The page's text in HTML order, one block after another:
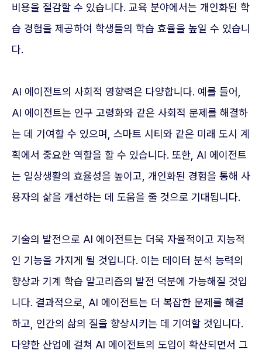
비용을 절감할 수 있습니다. 교육 분야에서는 개인화된 학
습 경험을 제공하여 학생들의 학습 효율을 높일 수 있습니
다.
AI 에이전트의 사회적 영향력은 다양합니다. 예를 들어,
AI 에이전트는 인구 고령화와 같은 사회적 문제를 해결하
는 데 기여할 수 있으며, 스마트 시티와 같은 미래 도시 계
획에서 중요한 역할을 할 수 있습니다. 또한, AI 에이전트
는 일상생활의 효율성을 높이고, 개인화된 경험을 통해 사
용자의 삶을 개선하는 데 도움을 줄 것으로 기대됩니다.
기술의 발전으로 AI 에이전트는 더욱 자율적이고 지능적
인 기능을 가지게 될 것입니다. 이는 데이터 분석 능력의
향상과 기계 학습 알고리즘의 발전 덕분에 가능해질 것입
니다. 결과적으로, AI 에이전트는 더 복잡한 문제를 해결
하고, 인간의 삶의 질을 향상시키는 데 기여할 것입니다.
다양한 산업에 걸쳐 AI 에이전트의 도입이 확산되면서 그